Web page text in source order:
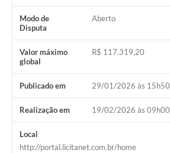
Modo de
Disputa
Aberto
Valor máximo
global
R$ 117.319,20
Publicado em 29/01/2026 às 15h50
Realização em 19/02/2026 às 09h00
Local
http://portal.licitanet.com.br/home